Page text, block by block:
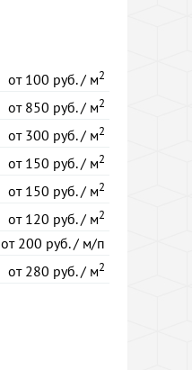
от100 руб. / м2
от850 руб. / м2
от300 руб. / м2
от150 руб. / м2
от150 руб. / м2
от120 руб. / м2
от200 руб. / м/п
от280 руб. / м2